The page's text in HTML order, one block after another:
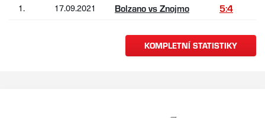
1.
17.09.2021 Bolzano vs Znojmo 5:4
KOMPLETNÍ STATISTIKY